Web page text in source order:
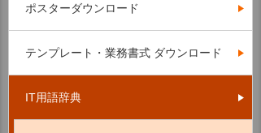
ポスターダウンロード
テンプレート・業務書式 ダウンロード
IT用語辞典